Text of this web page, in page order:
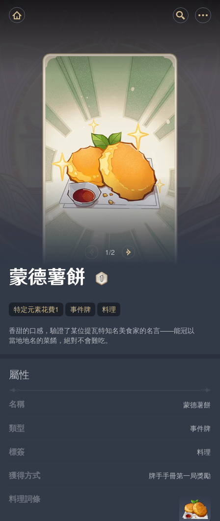
1/2
蒙德薯餅
特定元素花費1 事件牌 料理
香甜的口感，驗證了某位提瓦特知名美食家的名言——能冠以
當地地名的菜餚，絕對不會難吃。
屬性
名稱 蒙德薯餅
類型 事件牌
標簽 料理
獲得方式 牌手手冊第一局獎勵
料理詞條